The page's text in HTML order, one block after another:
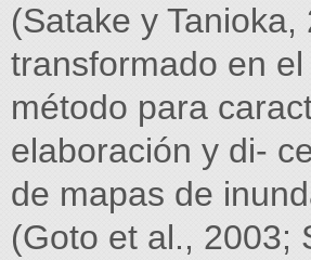
(Satake y
transformado en
método para
elaboración y di-
de mapas de
(Goto et al., 2003;